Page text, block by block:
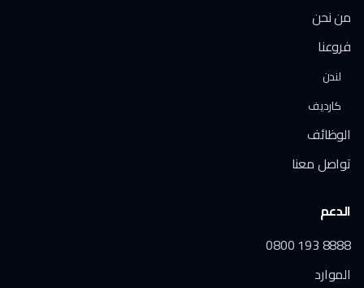
من نحن
فروعنا
لندن
كارديف
الوظائف
تواصل معنا
الدعم
0800 193 8888
الموارد